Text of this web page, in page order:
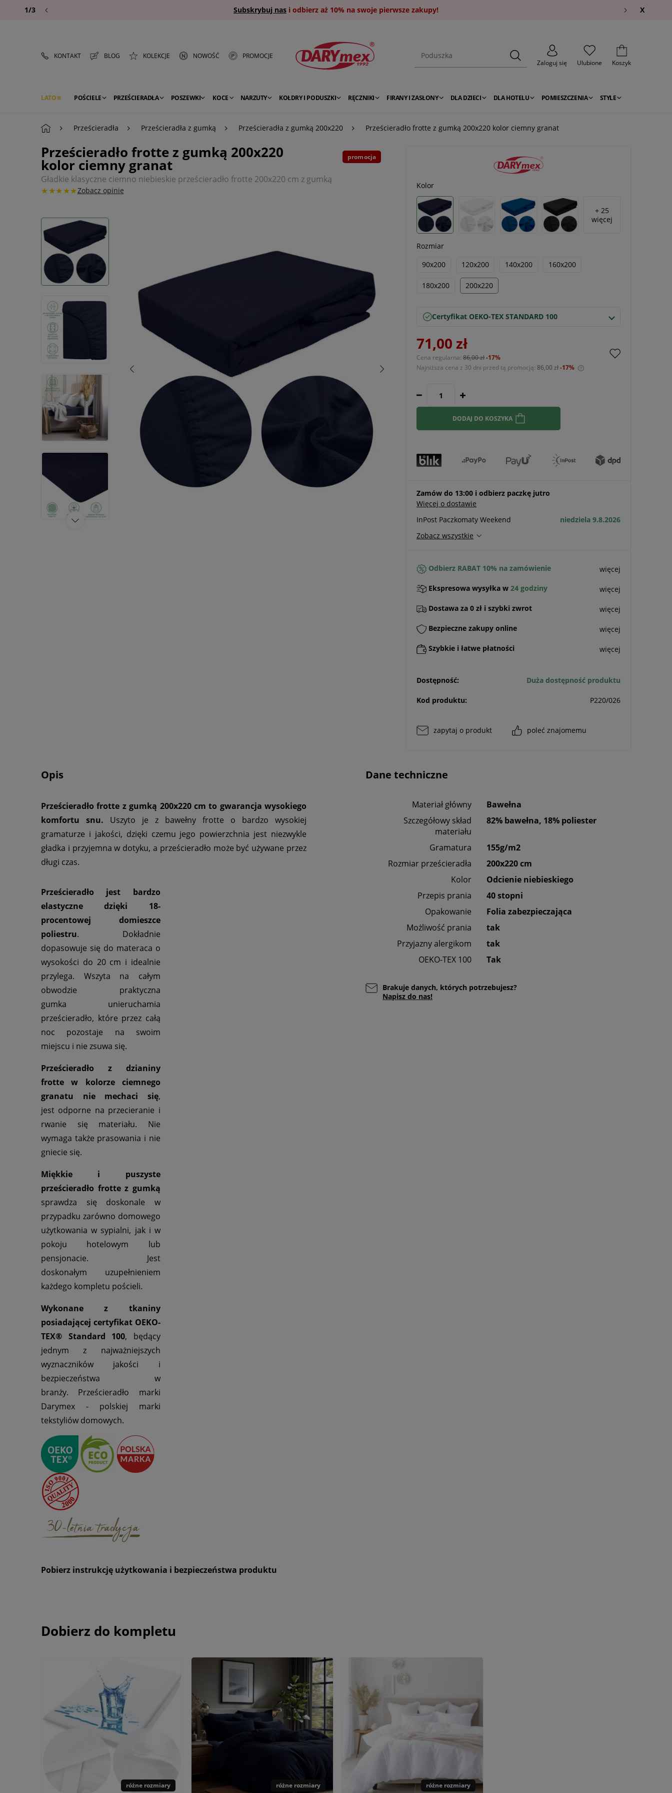
Subskrybuj nas i odbierz aż 10% na swoje pierwsze zakupy!
1/3 X
KONTAKT BLOG KOLEKCJE NOWOŚĆ
PROMOCJE
Zaloguj się
Ulubione Koszyk
LATO POŚCIELE PRZEŚCIERADŁA POSZEWKI KOCE NARZUTY KOŁDRY I PODUSZKI RĘCZNIKI FIRANY I ZASŁONY DLA DZIECI DLA HOTELU POMIESZCZENIA STYLE
Prześcieradła Prześcieradła z gumką Prześcieradła z gumką 200x220 Prześcieradło frotte z gumką 200x220 kolor ciemny granat
Prześcieradło frotte z gumką 200x220
kolor ciemny granat
Gładkie klasyczne ciemno niebieskie prześcieradło frotte 200x220 cm z gumką
★★★★★Zobacz opinie
promocja
Kolor
+ 25
więcej
Rozmiar
90x200
120x200 140x200 160x200
180x200 200x220
Certyfikat OEKO-TEX STANDARD 100
71,00 zł
Cena regularna: 86,00 zł-17%
Najniższa cena z 30 dni przed tą promocją: 86,00 zł-17%
30 dni, wyświetlana jest najniższa cena od
momentu, kiedy produkt pojawił się w
sprzedaży.
DODAJ DO KOSZYKA
Zamów do 13:00 i odbierz paczkę jutro
Więcej o dostawie
InPost Paczkomaty Weekend
niedziela 9.8.2026
Zobacz wszystkie
Odbierz RABAT 10% na zamówienie więcej
Ekspresowa wysyłka w 24 godziny więcej
Dostawa za 0 zł i szybki zwrot więcej
Bezpieczne zakupy online więcej
Szybkie i łatwe płatności więcej
Dostępność: Duża dostępność produktu
Kod produktu: P220/026
zapytaj o produkt poleć znajomemu
Opis
Prześcieradło frotte z gumką 200x220 cm to gwarancja wysokiego
komfortu snu. Uszyto je z bawełny frotte o bardzo wysokiej
gramaturze i jakości, dzięki czemu jego powierzchnia jest niezwykle
gładka i przyjemna w dotyku, a prześcieradło może być używane przez
długi czas.
Prześcieradło jest bardzo
elastyczne dzięki 18-
procentowej domieszce
poliestru. Dokładnie
dopasowuje się do materaca o
wysokości do 20 cm i idealnie
przylega. Wszyta na całym
obwodzie praktyczna
gumka unieruchamia
prześcieradło, które przez całą
noc pozostaje na swoim
miejscu i nie zsuwa się.
Prześcieradło z dzianiny
frotte w kolorze ciemnego
granatu nie mechaci się,
jest odporne na przecieranie i
rwanie się materiału. Nie
wymaga także prasowania i nie
gniecie się.
Miękkie i puszyste
prześcieradło frotte z gumką
sprawdza się doskonale w
przypadku zarówno domowego
użytkowania w sypialni, jak i w
pokoju hotelowym lub
pensjonacie. Jest
doskonałym uzupełnieniem
każdego kompletu pościeli.
Wykonane z tkaniny
posiadającej certyfikat OEKO-
TEX® Standard 100, będący
jednym z najważniejszych
wyznaczników jakości i
bezpieczeństwa w
branży. Prześcieradło marki
Darymex - polskiej marki
tekstyliów domowych.
Pobierz instrukcję użytkowania i bezpieczeństwa produktu
Dane techniczne
Materiał główny
Bawełna
Szczegółowy skład
materiału
82% bawełna, 18% poliester
Gramatura
155g/m2
Rozmiar prześcieradła
200x220 cm
Kolor
Odcienie niebieskiego
Przepis prania
40 stopni
Opakowanie
Folia zabezpieczająca
Możliwość prania
tak
Przyjazny alergikom
tak
OEKO-TEX 100
Tak
Brakuje danych, których potrzebujesz?
Napisz do nas!
Dobierz do kompletu
różne rozmiary różne rozmiary różne rozmiary